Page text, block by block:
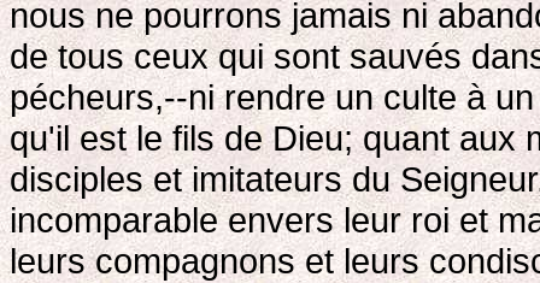
nous ne pourrons jamais ni
de tous ceux qui sont sauvés
pécheurs,--ni rendre un culte à
qu'il est le fils de Dieu; quant aux
disciples et imitateurs du
incomparable envers leur roi et
leurs compagnons et leurs